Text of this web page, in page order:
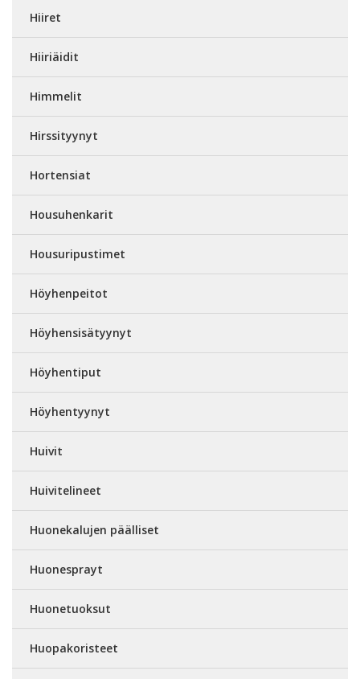
Hiiret
Hiiriäidit
Himmelit
Hirssityynyt
Hortensiat
Housuhenkarit
Housuripustimet
Höyhenpeitot
Höyhensisätyynyt
Höyhentiput
Höyhentyynyt
Huivit
Huivitelineet
Huonekalujen päälliset
Huonesprayt
Huonetuoksut
Huopakoristeet